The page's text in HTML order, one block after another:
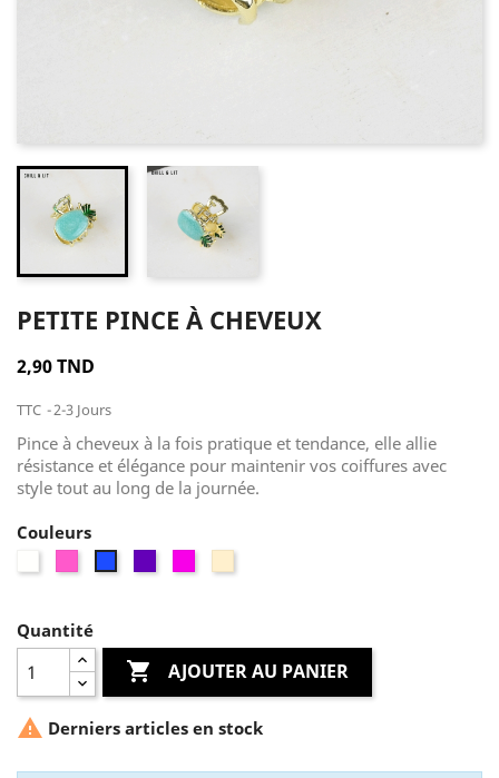
PETITE PINCE À CHEVEUX
2,90 TND
TTC 2-3 Jours
Pince à cheveux à la fois pratique et tendance, elle allie
résistance et élégance pour maintenir vos coiffures avec
style tout au long de la journée.
Couleurs
Quantité
 AJOUTER AU PANIER
 Derniers articles en stock